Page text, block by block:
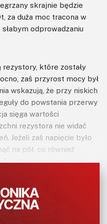
skrajnie będzie
za duża moc tracona w
odprowadzaniu
rezystory, które zostały
zaś przyrost mocy był
wskazują, że przy niskich
do powstania przerwy
sięga wartości
rezystora nie widać
Jeżeli zaś napięcie było
na pół, co również
samo zachowują się
spotykane – częściej
na zewnętrznej